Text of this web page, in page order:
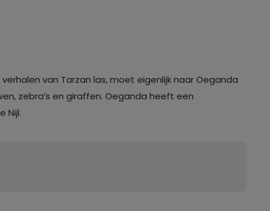
van Tarzan las, moet eigenlijk naar Oeganda
zebra’s en giraffen. Oeganda heeft een
Nijl.